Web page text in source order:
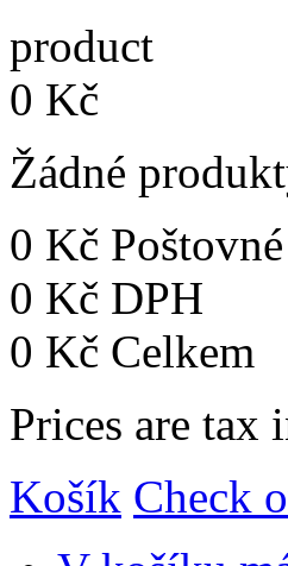
product
0 Kč
Žádné
0 Kč Poštovné
0 Kč DPH
0 Kč Celkem
Prices are tax
Košík Check